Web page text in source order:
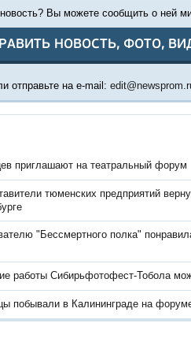
Вы можете сообщить о ней
НОВОСТЬ, ФОТО,
отправьте на e-mail:
приглашают на театральный форум
тюменских предприятий
"Бессмертного полка"
работы Сибирьфотофест-Тобола
побывали в Калининграде на